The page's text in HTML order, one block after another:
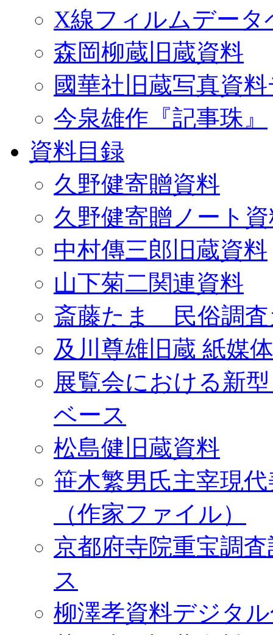
X線フィルムデータ
森岡柳蔵旧蔵資料
國華社旧蔵写真資
今泉雄作『記事珠』
資料目録
久野健寄贈資料
久野健寄贈ノート
中村傳三郎旧蔵資料
山下菊二関連資料
斎藤たま 民俗調査
及川尊雄旧蔵 紙媒
展覧会における新
ベース
松島健旧蔵資料
笹木繁男氏主宰現
（作家ファイル）
京都府寺院重宝調
ス
柳澤孝資料デジタ